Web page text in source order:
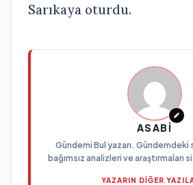
Sarıkaya oturdu.
ASABI
Gündemi Bul yazarı. Gündemdeki
bağımsız analizleri ve araştırmaları
YAZARIN DİĞER